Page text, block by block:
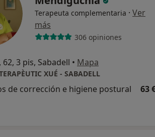
Terapeuta complementaria · Ver
más
306 opiniones
62, 3 pis, Sabadell • Mapa
XUÉ - SABADELL
de corrección e higiene postural 63